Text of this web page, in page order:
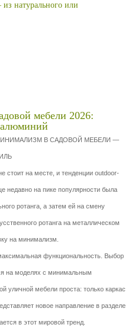
натурального или
мебели 2026:
В САДОВОЙ МЕБЕЛИ —
стоит на месте, и тенденции outdoor-
недавно на пике популярности была
ротанга, а затем ей на смену
ротанга на металлическом
на минимализм.
функциональность. Выбор
на моделях с минимальным
уличной мебели проста: только каркас
новое направление в разделе
в этот мировой тренд.